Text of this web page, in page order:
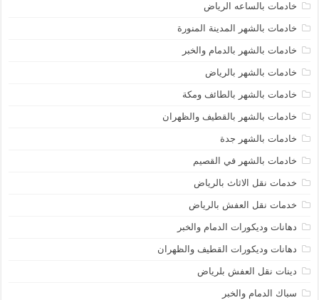
خادمات بالساعه الرياض
خادمات بالشهر المدينة المنورة
خادمات بالشهر بالدمام والخبر
خادمات بالشهر بالرياض
خادمات بالشهر بالطائف ومكة
خادمات بالشهر بالقطيف والظهران
خادمات بالشهر جدة
خادمات بالشهر في القصيم
خدمات نقل الاثاث بالرياض
خدمات نقل العفش بالرياض
دهانات وديكورات الدمام والخبر
دهانات وديكورات القطيف والظهران
دينات نقل العفش بلرياض
سباك الدمام والخبر